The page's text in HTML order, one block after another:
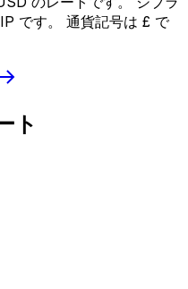
です。 通貨記号は £ で
ト